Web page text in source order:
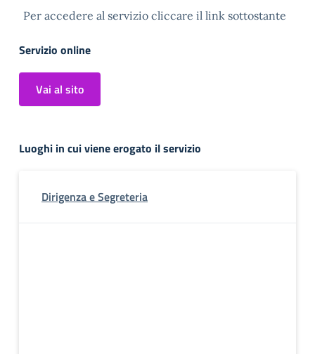
Per accedere al servizio cliccare il link sottostante
Servizio online
Vai al sito
Luoghi in cui viene erogato il servizio
Dirigenza e Segreteria